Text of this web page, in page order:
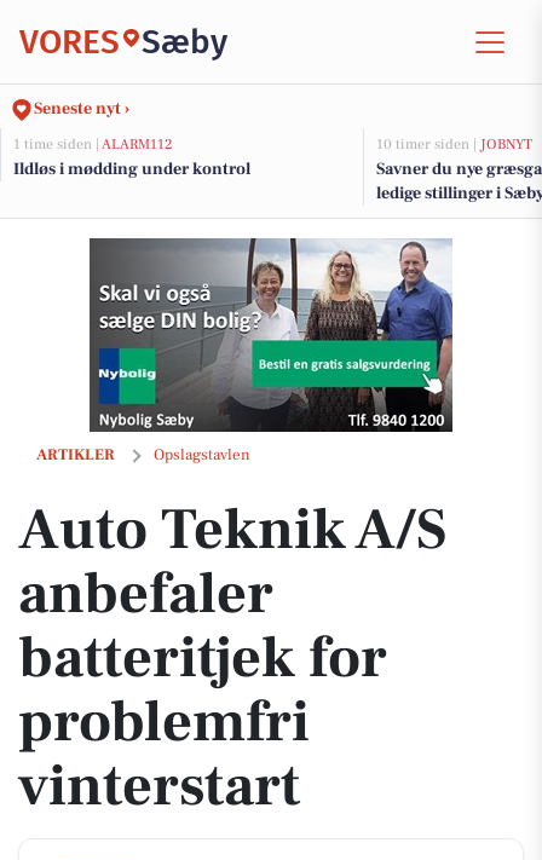
VORES Sæby
Seneste nyt ›
1 time siden | ALARM112
Ildløs i mødding under kontrol
10 timer siden | JOBNYT
Savner du nye
ledige stillinger i
ARTIKLER Opslagstavlen
Auto Teknik A/S anbefaler batteritjek for problemfri vinterstart
Auto Teknik A/S
anbefaler
batteritjek for
problemfri
vinterstart